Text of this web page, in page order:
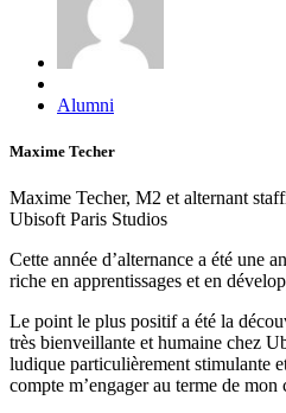
Alumni
Maxime Techer
Maxime Techer, M2 et alternant
Ubisoft Paris Studios
Cette année d’alternance a été une
riche en apprentissages et en
Le point le plus positif a été la
très bienveillante et humaine chez
ludique particulièrement stimulante
compte m’engager au terme de mon